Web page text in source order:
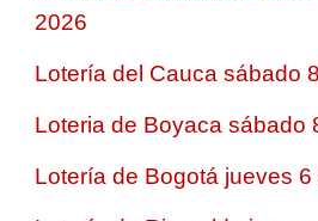
2026
Lotería del Cauca sábado
Loteria de Boyaca sábado
Lotería de Bogotá jueves